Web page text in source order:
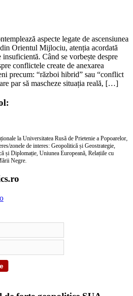
aspecte legate de ascensiunea
Orientul Mijlociu, atenția acordată
Când se vorbește despre
conflictele create de anexarea
precum: “război hibrid” sau “conflict
par să mascheze situația reală, […]
la Universitatea Rusă de Prietenie a Popoarelor,
zonele de interes: Geopolitică și Geostrategie,
și Diplomație, Uniunea Europeană, Relațiile cu
Negre.